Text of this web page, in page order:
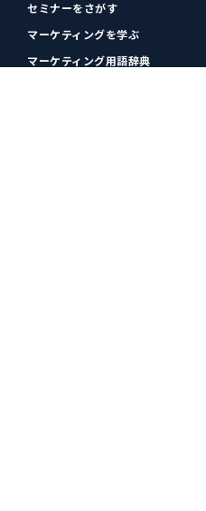
セミナーをさがす
マーケティングを学ぶ
マーケティング用語辞典